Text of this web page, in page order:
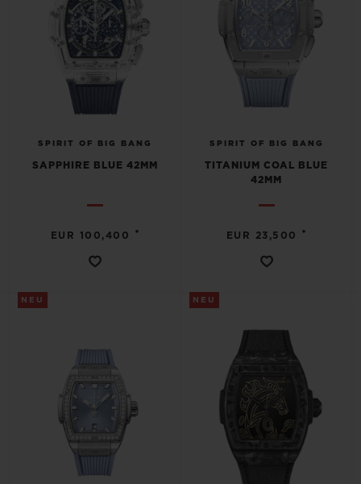
SPIRIT OF BIG BANG
SAPPHIRE BLUE 42MM
EUR 100,400 •
SPIRIT OF BIG BANG
TITANIUM COAL BLUE
42MM
EUR 23,500 •
NEU NEU